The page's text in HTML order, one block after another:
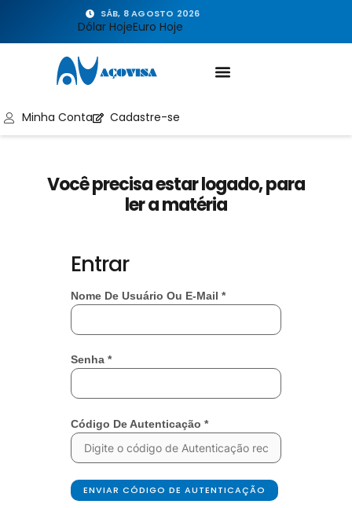
SÁB, 8 AGOSTO 2026
Dólar HojeEuro Hoje
Minha Conta Cadastre-se
Você precisa estar logado, para
ler a matéria
Entrar
Nome De Usuário Ou E-Mail *
Senha *
Código De Autenticação *
ENVIAR CÓDIGO DE AUTENTICAÇÃO